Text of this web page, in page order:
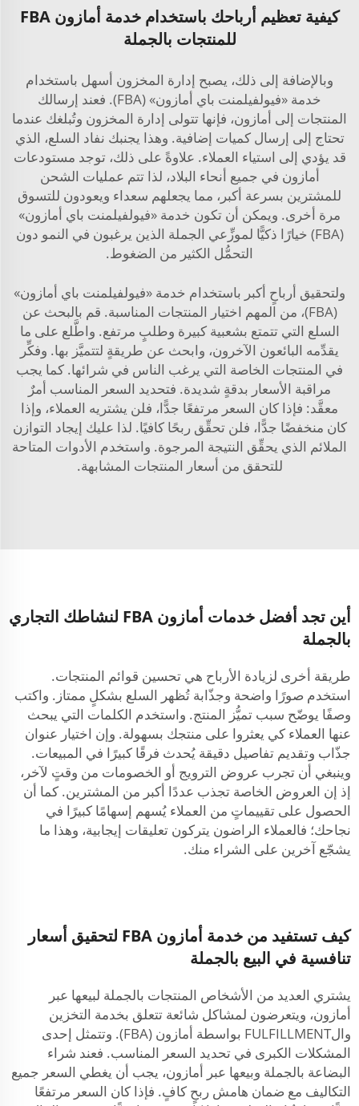
كيفية تعظيم أرباحك باستخدام خدمة أمازون FBA
للمنتجات بالجملة
وبالإضافة إلى ذلك، يصبح إدارة المخزون أسهل باستخدام
خدمة «فيولفيلمنت باي أمازون» (FBA). فعند إرسالك
المنتجات إلى أمازون، فإنها تتولى إدارة المخزون وتُبلغك عندما
تحتاج إلى إرسال كميات إضافية. وهذا يجنبك نفاد السلع، الذي
قد يؤدي إلى استياء العملاء. علاوةً على ذلك، توجد مستودعات
أمازون في جميع أنحاء البلاد، لذا تتم عمليات الشحن
للمشترين بسرعة أكبر، مما يجعلهم سعداء ويعودون للتسوق
مرة أخرى. ويمكن أن تكون خدمة «فيولفيلمنت باي أمازون»
(FBA) خيارًا ذكيًّا لموزِّعي الجملة الذين يرغبون في النمو دون
التحمُّل الكثير من الضغوط.
ولتحقيق أرباحٍ أكبر باستخدام خدمة «فيولفيلمنت باي أمازون»
(FBA)، من المهم اختيار المنتجات المناسبة. قم بالبحث عن
السلع التي تتمتع بشعبية كبيرة وطلبٍ مرتفع. واطَّلع على ما
يقدِّمه البائعون الآخرون، وابحث عن طريقةٍ لتتميَّز بها. وفكِّر
في المنتجات الخاصة التي يرغب الناس في شرائها. كما يجب
مراقبة الأسعار بدقةٍ شديدة. فتحديد السعر المناسب أمرٌ
معقَّد: فإذا كان السعر مرتفعًا جدًّا، فلن يشتريه العملاء، وإذا
كان منخفضًا جدًّا، فلن تحقِّق ربحًا كافيًا. لذا عليك إيجاد التوازن
الملائم الذي يحقِّق النتيجة المرجوة. واستخدم الأدوات المتاحة
للتحقق من أسعار المنتجات المشابهة.
أين تجد أفضل خدمات أمازون FBA لنشاطك التجاري
بالجملة
طريقة أخرى لزيادة الأرباح هي تحسين قوائم المنتجات.
استخدم صورًا واضحة وجذّابة تُظهر السلع بشكلٍ ممتاز. واكتب
وصفًا يوضّح سبب تميُّز المنتج. واستخدم الكلمات التي يبحث
عنها العملاء كي يعثروا على منتجك بسهولة. وإن اختيار عنوان
جذّاب وتقديم تفاصيل دقيقة يُحدث فرقًا كبيرًا في المبيعات.
وينبغي أن تجرب عروض الترويج أو الخصومات من وقتٍ لآخر،
إذ إن العروض الخاصة تجذب عددًا أكبر من المشترين. كما أن
الحصول على تقييماتٍ من العملاء يُسهم إسهامًا كبيرًا في
نجاحك؛ فالعملاء الراضون يتركون تعليقات إيجابية، وهذا ما
يشجّع آخرين على الشراء منك.
كيف تستفيد من خدمة أمازون FBA لتحقيق أسعار
تنافسية في البيع بالجملة
يشتري العديد من الأشخاص المنتجات بالجملة لبيعها عبر
أمازون، ويتعرضون لمشاكل شائعة تتعلق بخدمة التخزين
والFULFILLMENT بواسطة أمازون (FBA). وتتمثل إحدى
المشكلات الكبرى في تحديد السعر المناسب. فعند شراء
البضاعة بالجملة وبيعها عبر أمازون، يجب أن يغطي السعر جميع
التكاليف مع ضمان هامش ربحٍ كافٍ. فإذا كان السعر مرتفعًا